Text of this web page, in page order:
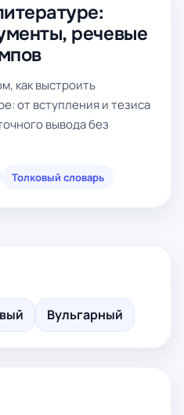
речевые
как выстроить
от вступления и тезиса
вывода без
Толковый словарь
Вульгарный